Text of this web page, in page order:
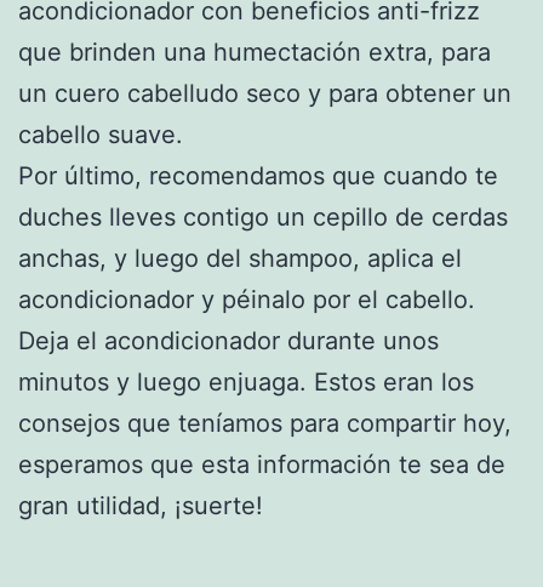
acondicionador con beneficios anti-frizz
que brinden una humectación extra, para
un cuero cabelludo seco y para obtener un
cabello suave.
Por último, recomendamos que cuando te
duches lleves contigo un cepillo de cerdas
anchas, y luego del shampoo, aplica el
acondicionador y péinalo por el cabello.
Deja el acondicionador durante unos
minutos y luego enjuaga. Estos eran los
consejos que teníamos para compartir hoy,
esperamos que esta información te sea de
gran utilidad, ¡suerte!